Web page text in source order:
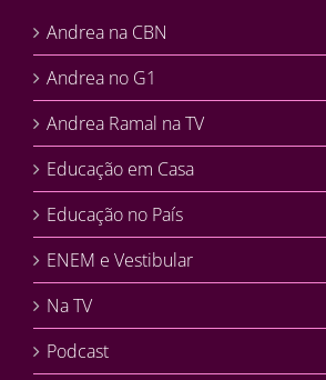
Andrea na CBN
Andrea no G1
Andrea Ramal na TV
Educação em Casa
Educação no País
ENEM e Vestibular
Na TV
Podcast